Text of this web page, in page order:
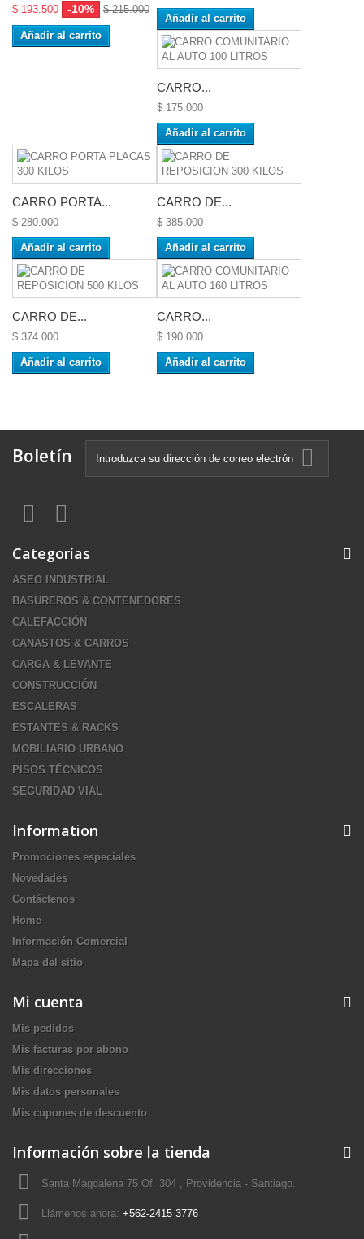
$ 193.500 -10% $ 215.000
Añadir al carrito
Añadir al carrito
CARRO...
$ 175.000
Añadir al carrito
CARRO PORTA...
$ 280.000
Añadir al carrito
CARRO DE...
$ 385.000
Añadir al carrito
CARRO DE...
$ 374.000
Añadir al carrito
CARRO...
$ 190.000
Añadir al carrito
Boletín
Categorías
ASEO INDUSTRIAL
BASUREROS & CONTENEDORES
CALEFACCIÓN
CANASTOS & CARROS
CARGA & LEVANTE
CONSTRUCCIÓN
ESCALERAS
ESTANTES & RACKS
MOBILIARIO URBANO
PISOS TÉCNICOS
SEGURIDAD VIAL
Information
Promociones especiales
Novedades
Contáctenos
Home
Información Comercial
Mapa del sitio
Mi cuenta
Mis pedidos
Mis facturas por abono
Mis direcciones
Mis datos personales
Mis cupones de descuento
Información sobre la tienda
Santa Magdalena 75 Of. 304 , Providencia - Santiago.
Llámenos ahora: +562-2415 3776